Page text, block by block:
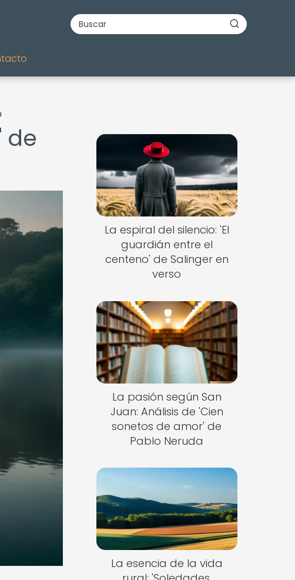
de
La espiral del silencio: 'El
guardián entre el
centeno' de Salinger en
verso
La pasión según San
Juan: Análisis de 'Cien
sonetos de amor' de
Pablo Neruda
La esencia de la vida